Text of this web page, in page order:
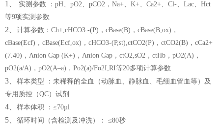
1、
实测参数 ： pH、pO2、pCO2，Na+、K+、Ca2+、Cl-、Lac、Hct
等9项实测参数
2、 计算参数： Ch+,cHCO3 -(P)，cBase(B)，cBase(B,ox)，
cBase(Ecf)，cBase(Ecf,ox)，cHCO3-(P,st),ctCO2(P)，ctCO2(B)，cCa2+
(7.40)，Anion Gap (K+)，Anion Gap，ctO2,sO2，ctHb，pO2(A)，
pO2(a/A)，pO2(A–a)，Po2(a)/Fo2I,RI等20多项计算参数
3、 样本类型
：未稀释的全血（动脉血、静脉血、毛细血管血等）及
专用质控（QC）试剂
4、 样本体积 ： ≤70µl
5、 循环时间（含检测及冲洗）： ≤80秒